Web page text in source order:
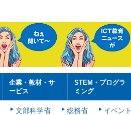
企業・教材・サ
ービス
STEM・プログラ
ミング
文部科学省 総務省 イベント